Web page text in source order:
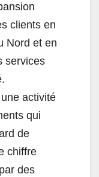
clients en
Nord et en
services
activité
qui
de
chiffre
des